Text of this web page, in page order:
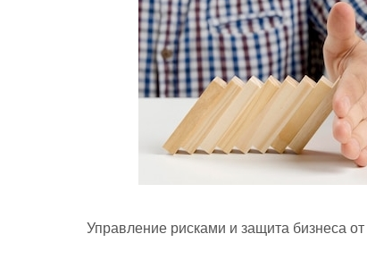
Управление рисками и защита бизнеса